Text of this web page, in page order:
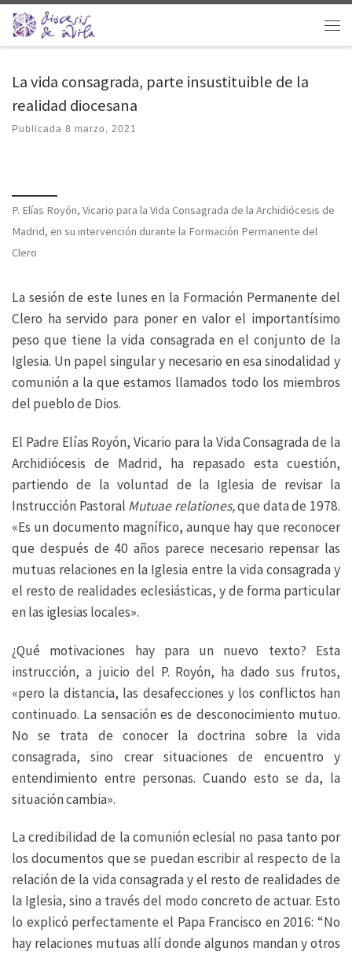
Saltar al contenido
La vida consagrada, parte insustituible de la
realidad diocesana
Publicada 8 marzo, 2021
P. Elías Royón, Vicario para la Vida Consagrada de la Archidiócesis de
Madrid, en su intervención durante la Formación Permanente del
Clero
La sesión de este lunes en la Formación Permanente del
Clero ha servido para poner en valor el importantísimo
peso que tiene la vida consagrada en el conjunto de la
Iglesia. Un papel singular y necesario en esa sinodalidad y
comunión a la que estamos llamados todo los miembros
del pueblo de Dios.
El Padre Elías Royón, Vicario para la Vida Consagrada de la
Archidiócesis de Madrid, ha repasado esta cuestión,
partiendo de la voluntad de la Iglesia de revisar la
Instrucción Pastoral Mutuae relationes,que data de 1978.
«Es un documento magnífico, aunque hay que reconocer
que después de 40 años parece necesario repensar las
mutuas relaciones en la Iglesia entre la vida consagrada y
el resto de realidades eclesiásticas, y de forma particular
en las iglesias locales».
¿Qué motivaciones hay para un nuevo texto? Esta
instrucción, a juicio del P. Royón, ha dado sus frutos,
«pero la distancia, las desafecciones y los conflictos han
continuado. La sensación es de desconocimiento mutuo.
No se trata de conocer la doctrina sobre la vida
consagrada, sino crear situaciones de encuentro y
entendimiento entre personas. Cuando esto se da, la
situación cambia».
La credibilidad de la comunión eclesial no pasa tanto por
los documentos que se puedan escribir al respecto de la
relación de la vida consagrada y el resto de realidades de
la Iglesia, sino a través del modo concreto de actuar. Esto
lo explicó perfectamente el Papa Francisco en 2016: “No
hay relaciones mutuas allí donde algunos mandan y otros